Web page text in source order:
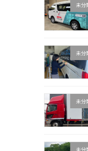
未分
未分
未分
未分